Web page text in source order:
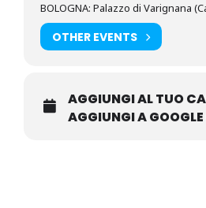
BOLOGNA: Palazzo di Varignana
OTHER EVENTS
AGGIUNGI AL TUO
AGGIUNGI A